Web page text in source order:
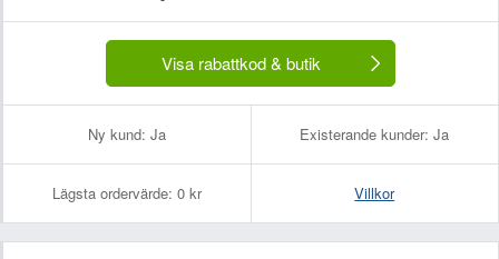
Visa rabattkod & butik
Ny kund: Ja Existerande kunder: Ja
Lägsta ordervärde: 0 kr Villkor
Din e-postadress (kommer inte att visas):